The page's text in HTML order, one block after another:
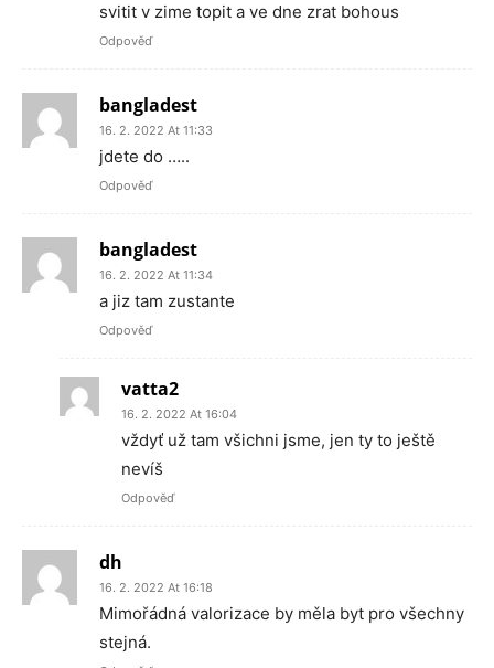
svitit v zime topit a ve dne zrat bohous
Odpověď
bangladest
16. 2. 2022 At 11:33
jdete do …..
Odpověď
bangladest
16. 2. 2022 At 11:34
a jiz tam zustante
Odpověď
vatta2
16. 2. 2022 At 16:04
vždyť už tam všichni jsme, jen ty to ještě
nevíš
Odpověď
dh
16. 2. 2022 At 16:18
Mimořádná valorizace by měla byt pro všechny
stejná.